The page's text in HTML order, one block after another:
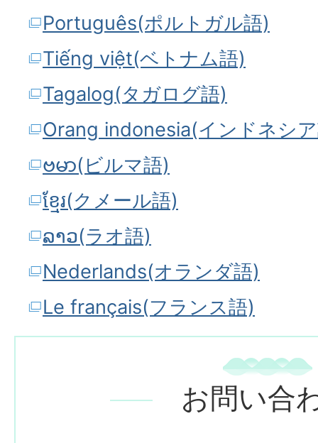
Português(ポルトガル語)
Tiếng việt(ベトナム語)
Tagalog(タガログ語)
Orang indonesia(インドネシ
ဗမာ(ビルマ語)
ខ្មែរ(クメール語)
ລາວ(ラオ語)
Nederlands(オランダ語)
Le français(フランス語)
お問い合